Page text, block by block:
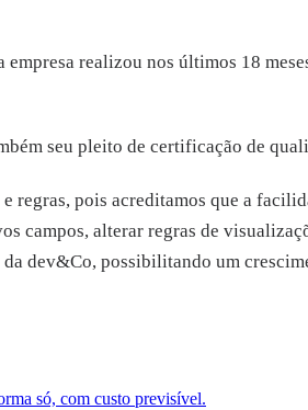
realizou nos últimos 18
seu pleito de certificação de
regras, pois acreditamos que a
campos, alterar regras de
dev&Co, possibilitando um
só, com custo previsível.